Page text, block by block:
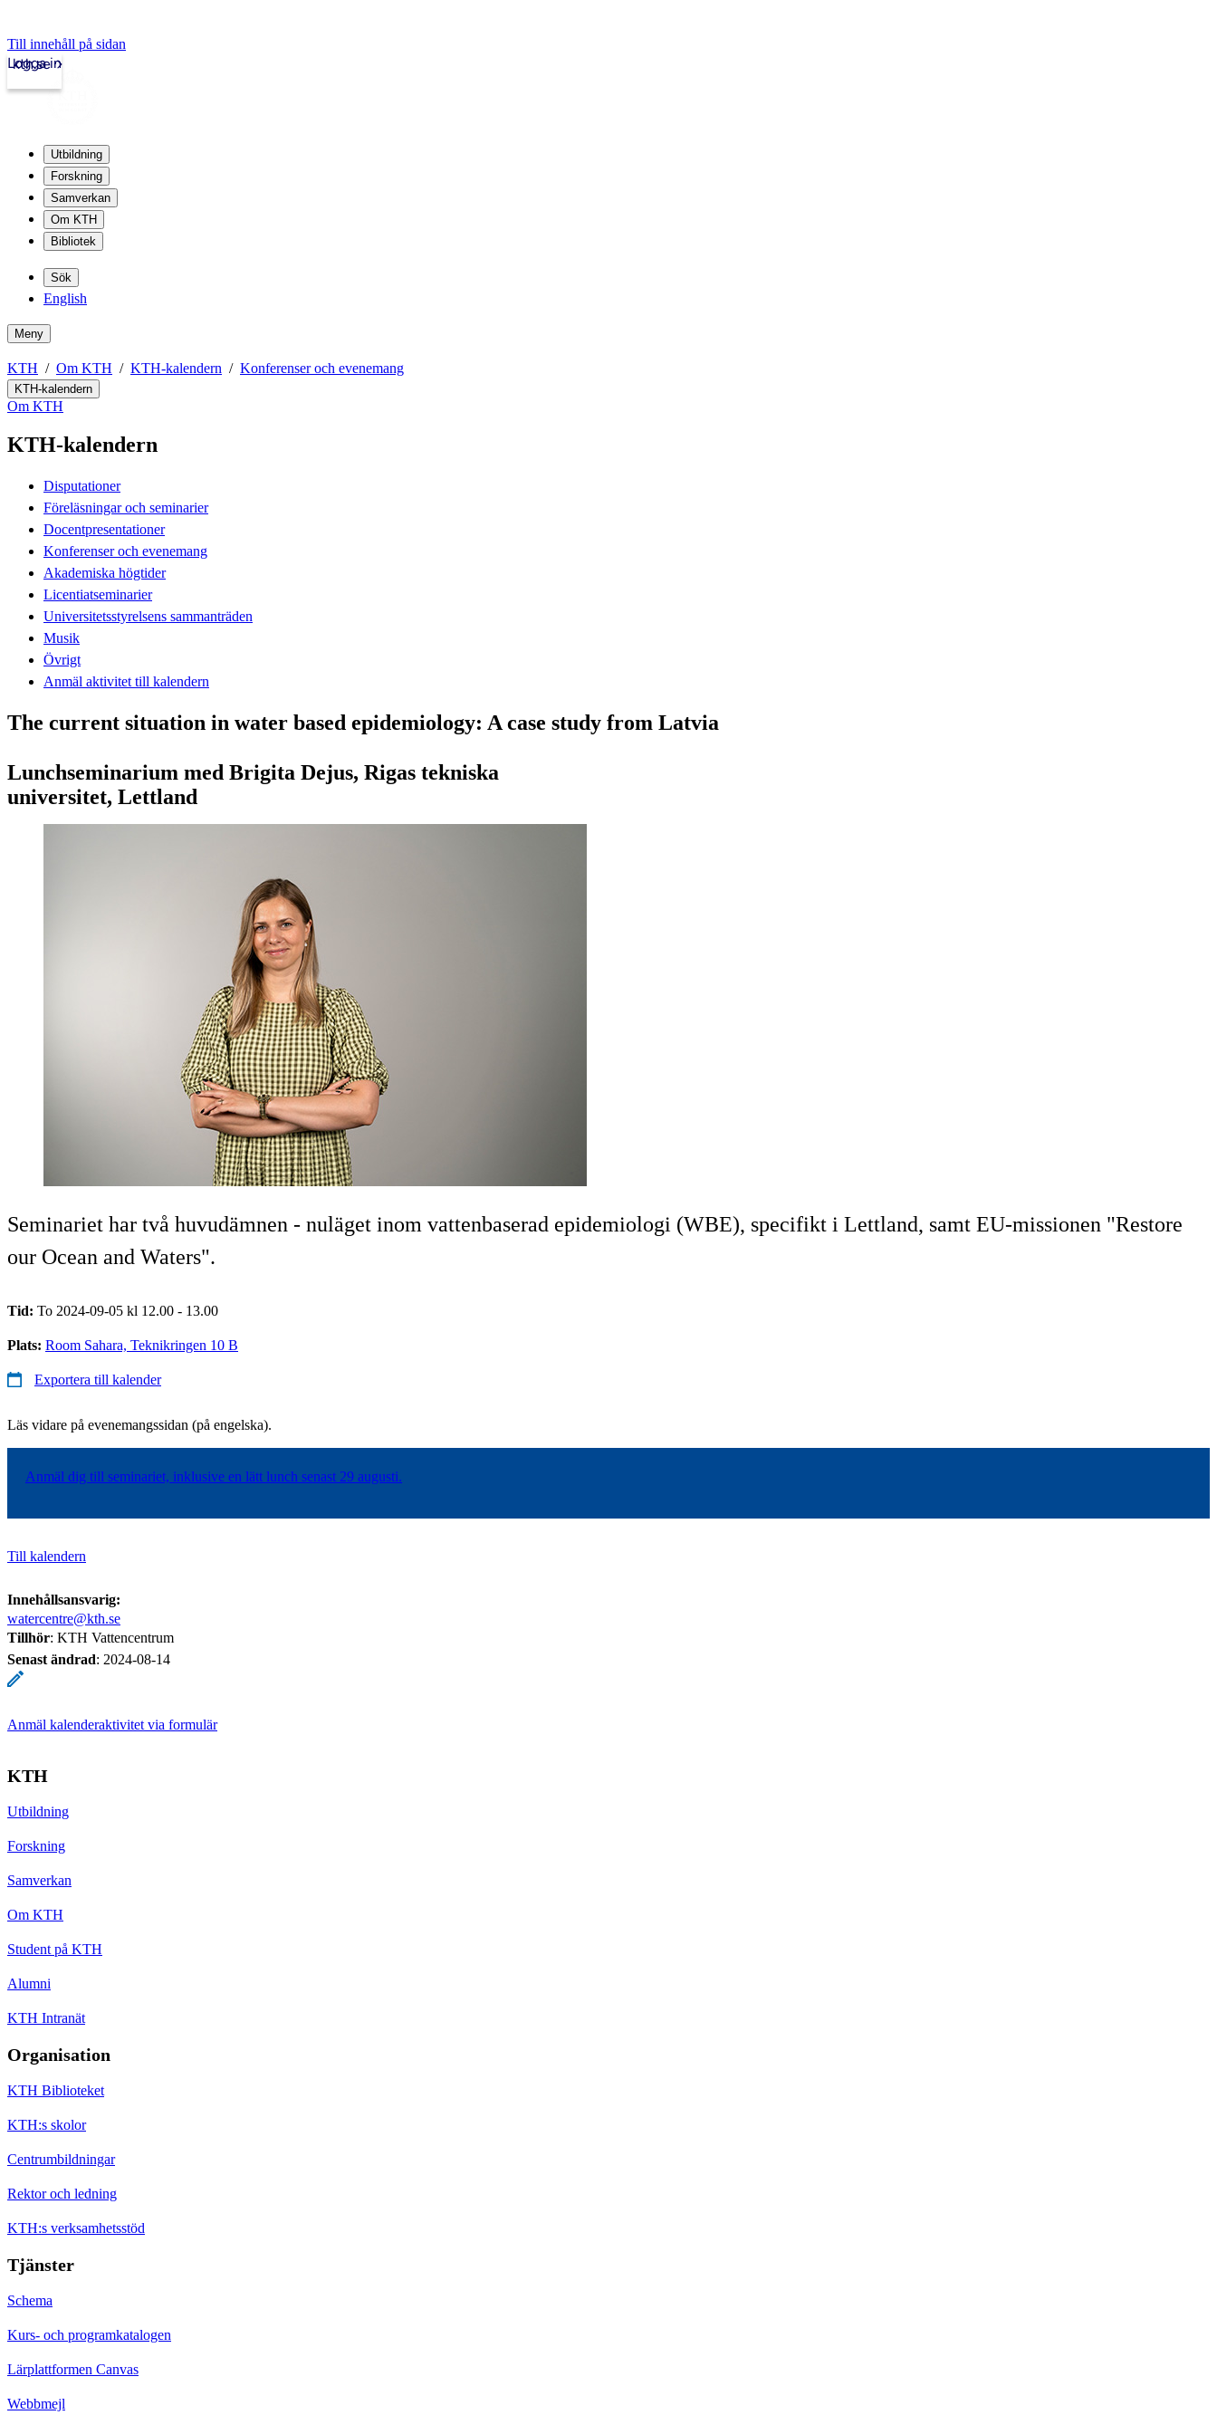
Till innehåll på sidan
kth.se
Logga in
Utbildning
Forskning
Samverkan
Om KTH
Bibliotek
Sök
English
Meny
KTH Om KTH KTH-kalendern Konferenser och evenemang
KTH-kalendern
Om KTH
KTH-kalendern
Disputationer
Föreläsningar och seminarier
Docentpresentationer
Konferenser och evenemang
Akademiska högtider
Licentiatseminarier
Universitetsstyrelsens sammanträden
Musik
Övrigt
Anmäl aktivitet till kalendern
The current situation in water based epidemiology: A case study from Latvia
Lunchseminarium med Brigita Dejus, Rigas tekniska
universitet, Lettland
Seminariet har två huvudämnen - nuläget inom vattenbaserad epidemiologi (WBE), specifikt i Lettland, samt EU-missionen "Restore
our Ocean and Waters".
Tid: To 2024-09-05 kl 12.00 - 13.00
Plats: Room Sahara, Teknikringen 10 B
Exportera till kalender
Läs vidare på evenemangssidan (på engelska).
Anmäl dig till seminariet, inklusive en lätt lunch senast 29 augusti.
Till kalendern
Innehållsansvarig:
watercentre@kth.se
Tillhör: KTH Vattencentrum
Senast ändrad: 2024-08-14
Anmäl kalenderaktivitet via formulär
KTH
Utbildning
Forskning
Samverkan
Om KTH
Student på KTH
Alumni
KTH Intranät
Organisation
KTH Biblioteket
KTH:s skolor
Centrumbildningar
Rektor och ledning
KTH:s verksamhetsstöd
Tjänster
Schema
Kurs- och programkatalogen
Lärplattformen Canvas
Webbmejl